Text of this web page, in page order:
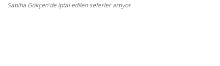
Sabiha Gökçen'de iptal edilen seferler artıyor